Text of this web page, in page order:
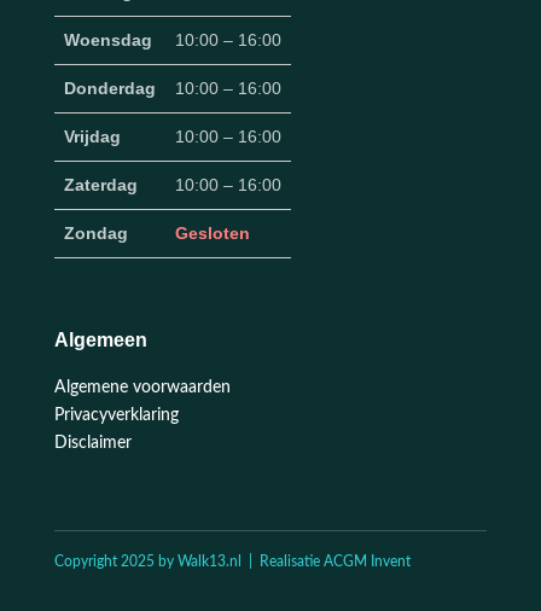
Woensdag 10:00 – 16:00
Donderdag 10:00 – 16:00
Vrijdag 10:00 – 16:00
Zaterdag 10:00 – 16:00
Zondag Gesloten
Algemeen
Algemene voorwaarden
Privacyverklaring
Disclaimer
Copyright 2025 by Walk13.nl | Realisatie ACGM Invent